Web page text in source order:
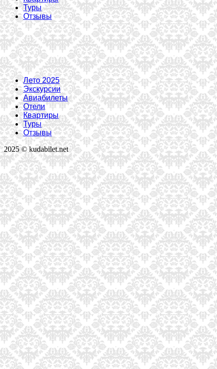
Туры
Отзывы
Лето 2025
Экскурсии
Авиабилеты
Отели
Квартиры
Туры
Отзывы
2025 © kudabilet.net